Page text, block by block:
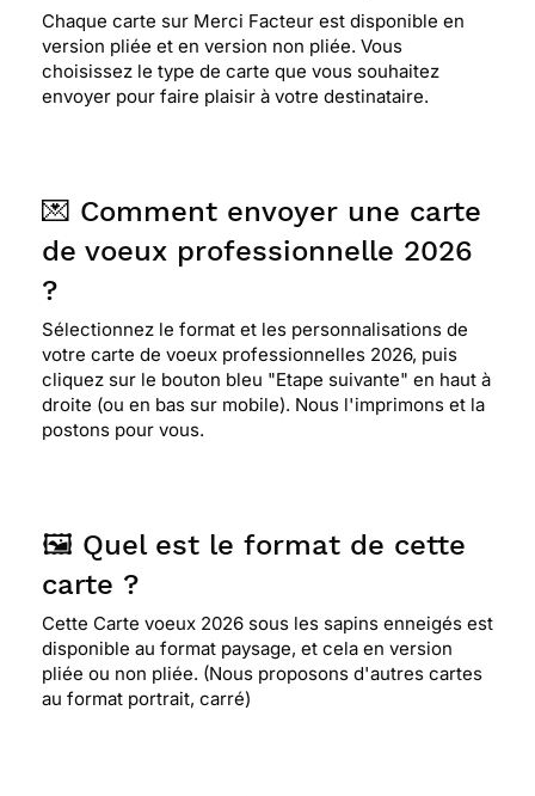
Chaque carte sur Merci Facteur est disponible en
version pliée et en version non pliée. Vous
choisissez le type de carte que vous souhaitez
envoyer pour faire plaisir à votre destinataire.
💌 Comment envoyer une carte
de voeux professionnelle 2026
?
Sélectionnez le format et les personnalisations de
votre carte de voeux professionnelles 2026, puis
cliquez sur le bouton bleu "Etape suivante" en haut à
droite (ou en bas sur mobile). Nous l'imprimons et la
postons pour vous.
🖼️ Quel est le format de cette
carte ?
Cette Carte voeux 2026 sous les sapins enneigés est
disponible au format paysage, et cela en version
pliée ou non pliée. (Nous proposons d'autres cartes
au format portrait, carré)